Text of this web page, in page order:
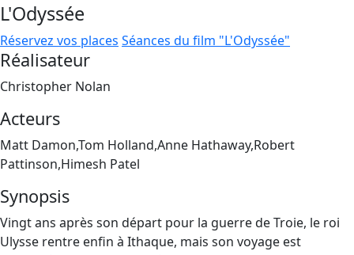
L'Odyssée
Réservez vos places Séances du film "L'Odyssée"
Réalisateur
Christopher Nolan
Acteurs
Matt Damon,Tom Holland,Anne Hathaway,Robert
Pattinson,Himesh Patel
Synopsis
Vingt ans après son départ pour la guerre de Troie, le roi
Ulysse rentre enfin à Ithaque, mais son voyage est